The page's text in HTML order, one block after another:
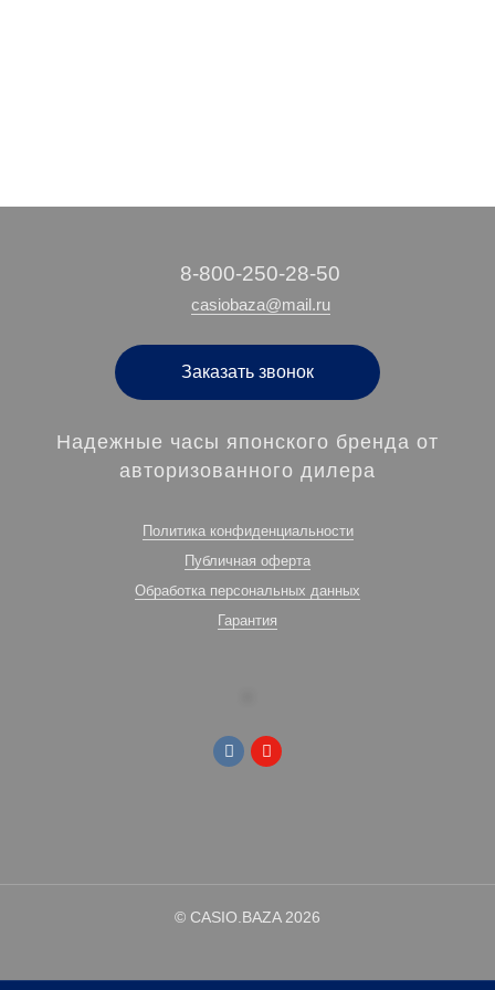
‭8-800-250-28-50
casiobaza@mail.ru
Заказать звонок
Надежные часы японского бренда от
авторизованного дилера
Политика конфиденциальности
Публичная оферта
Обработка персональных данных
Гарантия
© CASIO.BAZA 2026